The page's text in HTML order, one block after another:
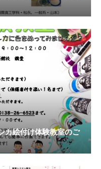
カ絵付け体験教室のご